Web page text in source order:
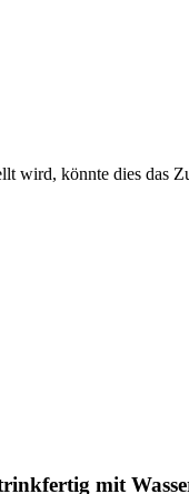
wird, könnte dies das
mit